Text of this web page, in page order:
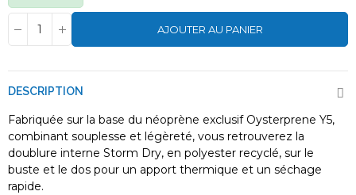
AJOUTER AU PANIER
DESCRIPTION
Fabriquée sur la base du néoprène exclusif Oysterprene Y5,
combinant souplesse et légèreté, vous retrouverez la
doublure interne Storm Dry, en polyester recyclé, sur le
buste et le dos pour un apport thermique et un séchage
rapide.